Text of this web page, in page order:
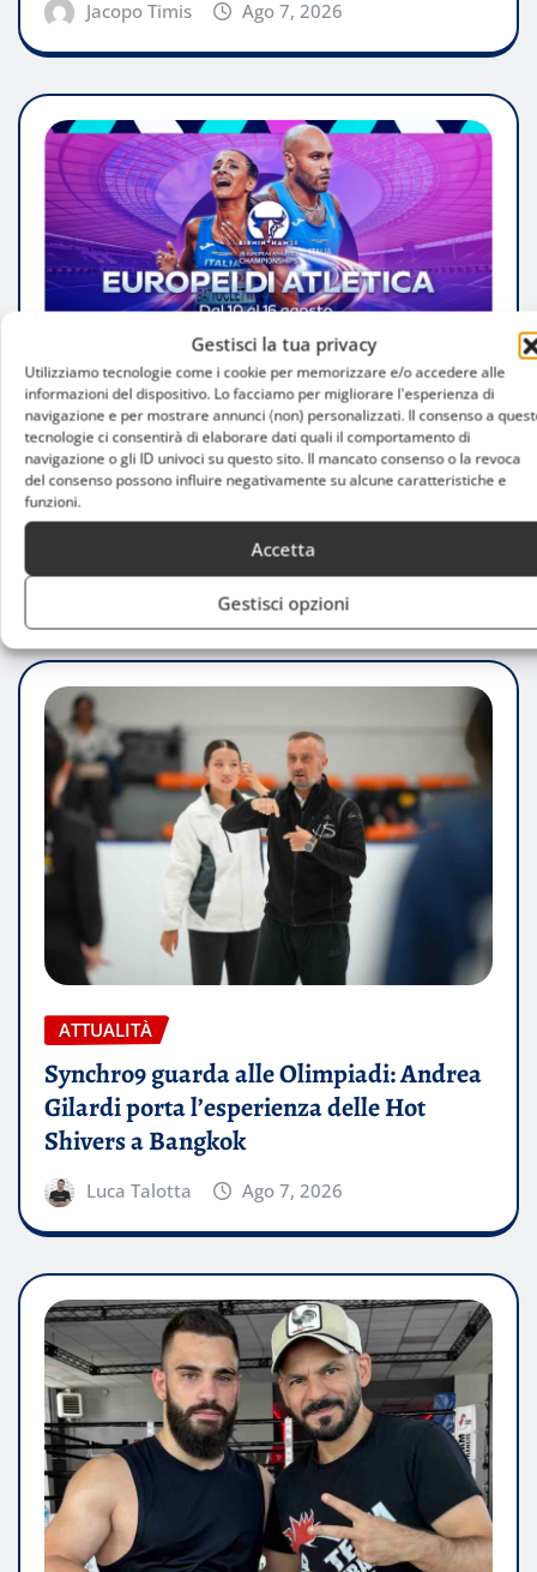
Gestisci la tua privacy
Utilizziamo tecnologie come i cookie per memorizzare e/o accedere alle
informazioni del dispositivo. Lo facciamo per migliorare l'esperienza di
navigazione e per mostrare annunci (non) personalizzati. Il consenso a
tecnologie ci consentirà di elaborare dati quali il comportamento di
navigazione o gli ID univoci su questo sito. Il mancato consenso o la revoca
del consenso possono influire negativamente su alcune caratteristiche e
funzioni.
Accetta
Gestisci opzioni
Jacopo Timis Ago 7, 2026
ATTUALITÀ
Europei di atletica di Birmingham in
diretta su Sky e NOW: sette giorni di
spettacolo con 132 azzurri
Andrea Gussoni Ago 7, 2026
ATTUALITÀ
Synchro9 guarda alle Olimpiadi: Andrea
Gilardi porta l’esperienza delle Hot
Shivers a Bangkok
Luca Talotta Ago 7, 2026